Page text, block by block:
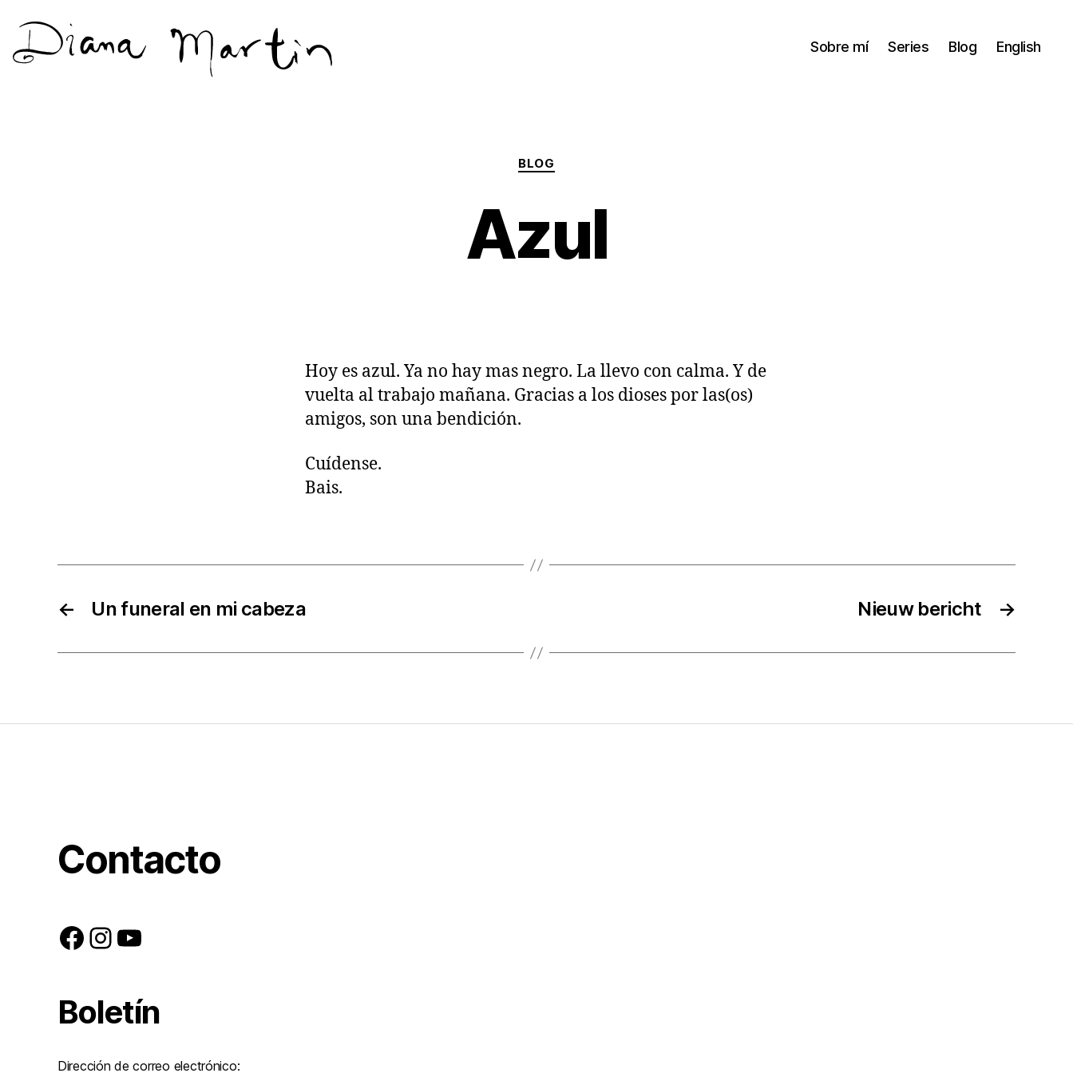
Sobre mí Series Blog English
Categorías
BLOG
Azul
Hoy es azul. Ya no hay mas negro. La llevo con calma. Y de
vuelta al trabajo mañana. Gracias a los dioses por las(os)
amigos, son una bendición.
Cuídense.
Bais.
← Un funeral en mi cabeza →
Nieuw bericht
Contacto
Facebook
Instagram
YouTube
Boletín
Dirección de correo electrónico: